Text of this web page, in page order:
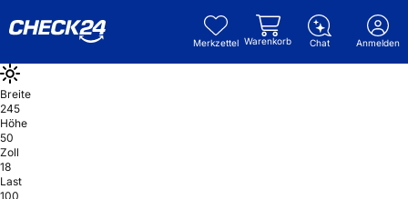
Merkzettel Warenkorb Chat Anmelden
Breite
245
Höhe
50
Zoll
18
Last
100